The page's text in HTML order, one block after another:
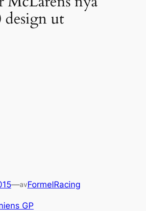
ut
—avFormelRacing
GP